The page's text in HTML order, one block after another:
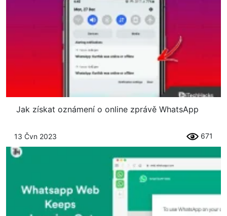
Jak získat oznámení o online zprávě WhatsApp
13 Čvn 2023 671